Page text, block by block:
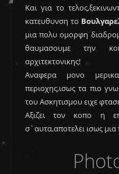
Και για το
κατευθυνση το
μια πολυ ομορφη
θαυμασουμε την
αρχιτεκτονικης!
Αναφερα μονο
περιοχης,ισως τα πιο
του Ασκητισμου ειχε
Αξιζει τον κοπο η
σ`αυτα,αποτελει ισως μια